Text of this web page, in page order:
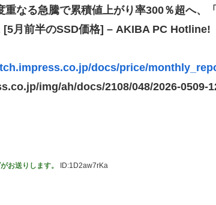
んの攻撃力を見よ！！！
ーゲーム- 第17話 感想：秋山さんの逆転の策がバレち
グローグーってすごい人気あるんだな…
メント欄、キレッキレ
運営記183-雑談所ネタ118 懺悔小ネタ「創刻のファイ
入れたんだけど……これ必要だった？」 第29話
なる急騰で累積値上がり率300％超へ、
[5月前半のSSD価格] – AKIBA PC Hotline!
docs/price/
img/ah/docs/2108/048/2026-0509-
お送りします。 ID:1D2aw7rKa